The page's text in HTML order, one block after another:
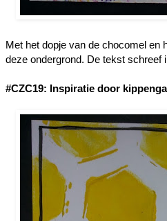
Met het dopje van de chocomel en
deze ondergrond. De tekst schreef
#CZC19: Inspiratie door